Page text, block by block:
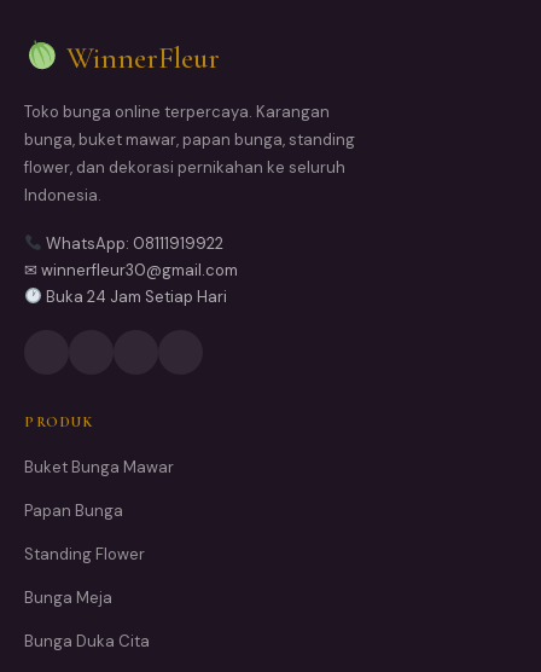
WinnerFleur
Toko bunga online terpercaya. Karangan
bunga, buket mawar, papan bunga, standing
flower, dan dekorasi pernikahan ke seluruh
Indonesia.
WhatsApp: 08111919922
✉ winnerfleur30@gmail.com
Buka 24 Jam Setiap Hari
PRODUK
Buket Bunga Mawar
Papan Bunga
Standing Flower
Bunga Meja
Bunga Duka Cita